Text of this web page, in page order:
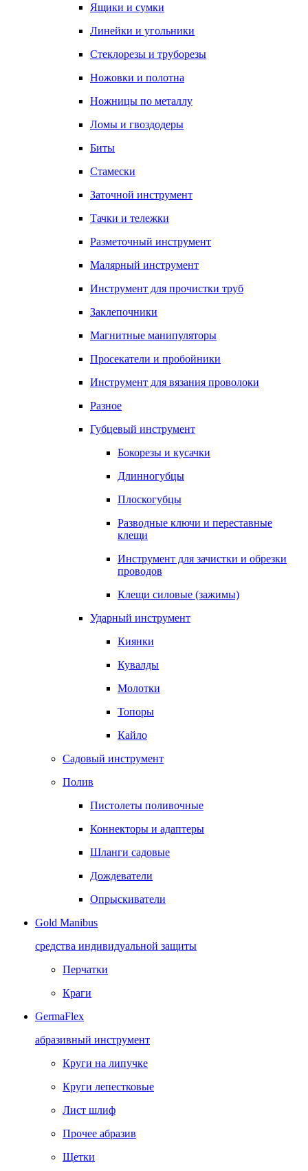
Ящики и сумки
Линейки и угольники
Стеклорезы и труборезы
Ножовки и полотна
Ножницы по металлу
Ломы и гвоздодеры
Биты
Стамески
Заточной инструмент
Тачки и тележки
Разметочный инструмент
Малярный инструмент
Инструмент для прочистки труб
Заклепочники
Магнитные манипуляторы
Просекатели и пробойники
Инструмент для вязания проволоки
Разное
Губцевый инструмент
Бокорезы и кусачки
Длинногубцы
Плоскогубцы
Разводные ключи и переставные
клещи
Инструмент для зачистки и обрезки
проводов
Клещи силовые (зажимы)
Ударный инструмент
Киянки
Кувалды
Молотки
Топоры
Кайло
Садовый инструмент
Полив
Пистолеты поливочные
Коннекторы и адаптеры
Шланги садовые
Дождеватели
Опрыскиватели
Gold Manibus
средства индивидуальной защиты
Перчатки
Краги
GermaFlex
абразивный инструмент
Круги на липучке
Круги лепестковые
Лист шлиф
Прочее абразив
Щетки